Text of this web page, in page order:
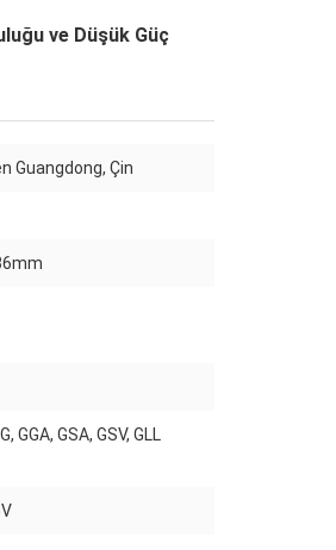
ve Düşük Güç
Guangdong, Çin
GGA, GSA, GSV, GLL